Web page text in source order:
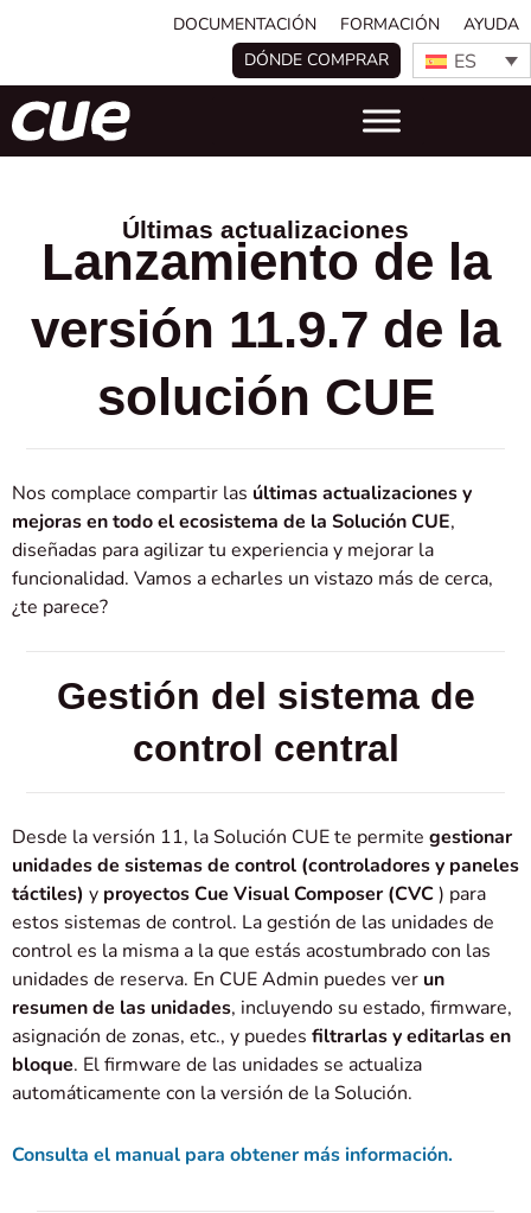
DOCUMENTACIÓN FORMACIÓN
AYUDA
DÓNDE COMPRAR
ES
Últimas actualizaciones
Lanzamiento de la
versión 11.9.7 de la
solución CUE
Nos complace compartir las últimas actualizaciones y
mejoras en todo el ecosistema de la Solución CUE,
diseñadas para agilizar tu experiencia y mejorar la
funcionalidad. Vamos a echarles un vistazo más de cerca,
¿te parece?
Gestión del sistema de
control central
Desde la versión 11, la Solución CUE te permite gestionar
unidades de sistemas de control (controladores y paneles
táctiles) y proyectos Cue Visual Composer (CVC) para
estos sistemas de control. La gestión de las unidades de
control es la misma a la que estás acostumbrado con las
unidades de reserva. En CUE Admin puedes ver un
resumen de las unidades, incluyendo su estado, firmware,
asignación de zonas, etc., y puedes filtrarlas y editarlas en
bloque. El firmware de las unidades se actualiza
automáticamente con la versión de la Solución.
Consulta el manual para obtener más información.